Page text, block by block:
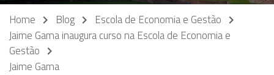
Home Blog
Escola de Economia e Gestão
Jaime Gama inaugura curso na Escola de Economia e
Gestão
Jaime Gama